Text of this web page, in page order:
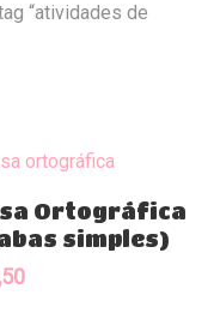
“atividades de
Comprar
Ortográfica
simples)